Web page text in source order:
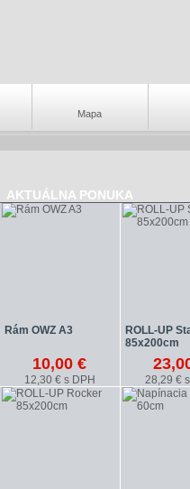
Mapa
AKTUÁLNA PONUKA
Rám OWZ A3
10,00 €
12,30 € s DPH
ROLL-UP
85x200cm
28,29 €